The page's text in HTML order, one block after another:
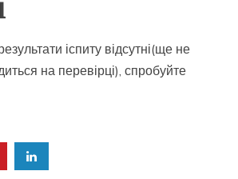
іспиту відсутні(ще не
на перевірці), спробуйте